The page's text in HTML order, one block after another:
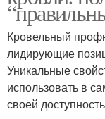
Кровельный
лидирующие
Уникальные
использовать в
своей